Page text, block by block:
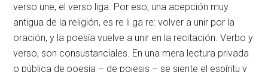
verso une, el verso liga. Por eso, una acepción muy
antigua de la religión, es re li ga re: volver a unir por la
oración, y la poesía vuelve a unir en la recitación. Verbo y
verso, son consustanciales. En una mera lectura privada
o pública de poesía – de poiesis – se siente el espíritu y